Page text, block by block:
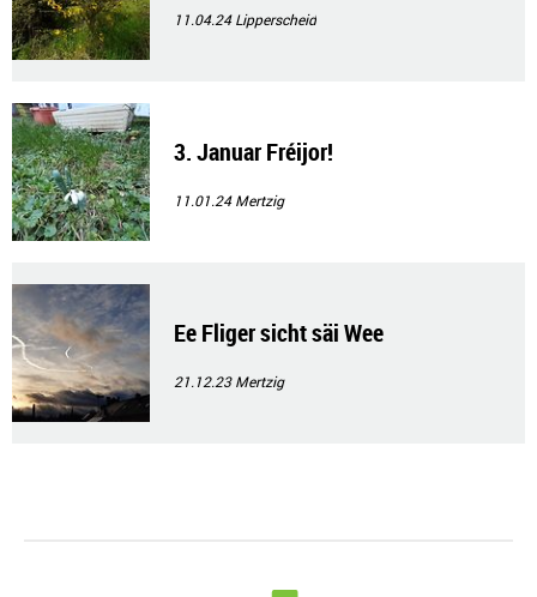
11.04.24Lipperscheid
3. Januar Fréijor!
11.01.24Mertzig
Ee Fliger sicht säi Wee
21.12.23Mertzig